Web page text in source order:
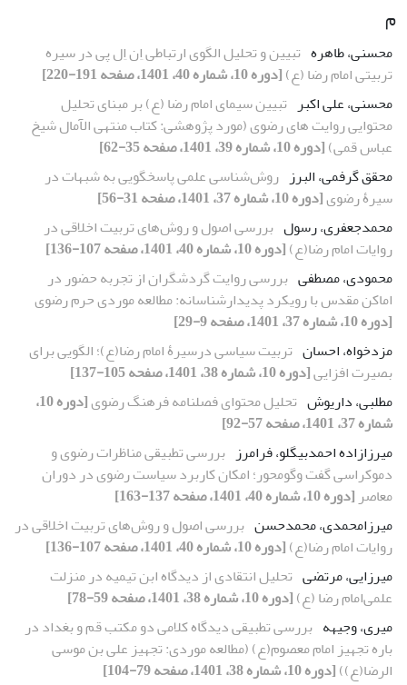
م
محسنی، طاهره تبیین و تحلیل الگوی ارتباطی اِن اِل پی در سیره
تربیتی امام رضا (ع)[دوره 10، شماره 40، 1401، صفحه 191-220]
محسنی، علی اکبر تبیین سیمای امام رضا (ع) بر مبنای تحلیل
محتوایی روایت های رضوی (مورد پژوهشی: کتاب منتهی الآمال شیخ
عباس قمی)[دوره 10، شماره 39، 1401، صفحه 35-62]
محقق گرفمی، البرز روش‌شناسی علمی پاسخگویی به شبهات در
سیرۀ رضوی[دوره 10، شماره 37، 1401، صفحه 31-56]
محمدجعفری، رسول بررسی اصول و روش‌های تربیت اخلاقی در
روایات امام رضا(ع)[دوره 10، شماره 40، 1401، صفحه 107-136]
محمودی، مصطفی بررسی روایت گردشگران از تجربه حضور در
اماکن مقدس با رویکرد پدیدارشناسانه: مطالعه موردی حرم رضوی
[دوره 10، شماره 37، 1401، صفحه 9-29]
مزدخواه، احسان تربیت سیاسی درسیرۀ امام رضا(ع)؛ الگویی برای
بصیرت افزایی[دوره 10، شماره 38، 1401، صفحه 105-137]
مطلبی، داریوش تحلیل محتوای فصلنامه فرهنگ رضوی
[دوره 10،
شماره 37، 1401، صفحه 57-92]
میرزازاده احمدبیگلو، فرامرز بررسی تطبیقی مناظرات رضوی و
دموکراسی گفت وگومحور؛ امکان کاربرد سیاست رضوی در دوران
معاصر [دوره 10، شماره 40، 1401، صفحه 137-163]
میرزامحمدی، محمد‌حسن بررسی اصول و روش‌های تربیت اخلاقی در
روایات امام رضا(ع)[دوره 10، شماره 40، 1401، صفحه 107-136]
میرزایی، مرتضی تحلیل انتقادی از دیدگاه ابن تیمیه در منزلت
علمی‌‌امام رضا (ع)[دوره 10، شماره 38، 1401، صفحه 59-78]
میری، وجیهه بررسی تطبیقی دیدگاه کلامی دو مکتب قم و بغداد در
باره تجهیز امام معصوم(ع) (مطالعه موردی: تجهیز علی بن موسی
الرضا(ع))[دوره 10، شماره 38، 1401، صفحه 79-104]